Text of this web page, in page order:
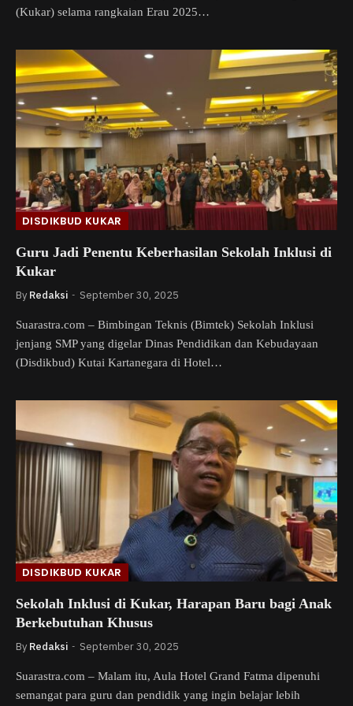
(Kukar) selama rangkaian Erau 2025…
DISDIKBUD KUKAR
Guru Jadi Penentu Keberhasilan Sekolah Inklusi di
Kukar
By Redaksi September 30, 2025
Suarastra.com – Bimbingan Teknis (Bimtek) Sekolah Inklusi
jenjang SMP yang digelar Dinas Pendidikan dan Kebudayaan
(Disdikbud) Kutai Kartanegara di Hotel…
DISDIKBUD KUKAR
Sekolah Inklusi di Kukar, Harapan Baru bagi Anak
Berkebutuhan Khusus
By Redaksi September 30, 2025
Suarastra.com – Malam itu, Aula Hotel Grand Fatma dipenuhi
semangat para guru dan pendidik yang ingin belajar lebih